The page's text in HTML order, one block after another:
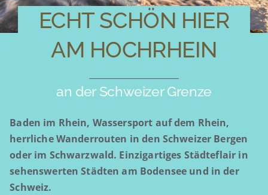
ECHT SCHÖN HIER
AM HOCHRHEIN
an der Schweizer Grenze
Baden im Rhein, Wassersport auf dem Rhein,
herrliche Wanderrouten in den Schweizer Bergen
oder im Schwarzwald. Einzigartiges Städteflair in
sehenswerten Städten am Bodensee und in der
Schweiz.